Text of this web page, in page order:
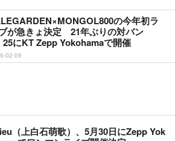
の今年初ラ
が急きょ決定 21年ぶりの対バン
25にKT Zepp Yokohamaで開催
02-09
（上白石萌歌）、5月30日にZepp Yok